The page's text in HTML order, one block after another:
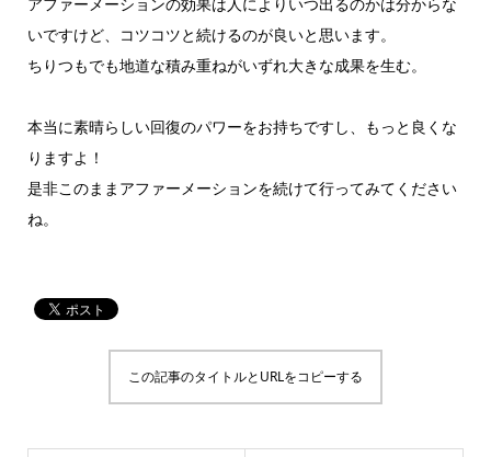
いですけど、コツコツと続けるのが良いと思います。
ちりつもでも地道な積み重ねがいずれ大きな成果を生む。
本当に素晴らしい回復のパワーをお持ちですし、もっと良くな
りますよ！
是非このままアファーメーションを続けて行ってみてください
ね。
この記事のタイトルとURLをコピーする